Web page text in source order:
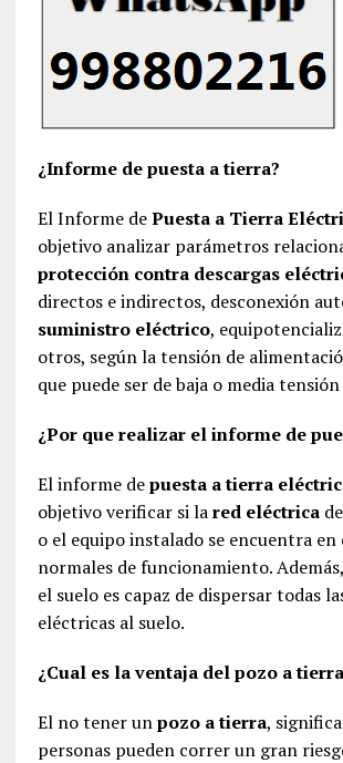
¿Informe de puesta a tierra?
El Informe dePuesta a Tierra
objetivo analizar parámetros
protección contra descargas
directos e indirectos, desconexión
suministro eléctrico,
otros, según la tensión de
que puede ser de baja o media
¿Por que realizar el informe de
El informe depuesta a tierra
objetivo verificar si lared eléctrica
o el equipo instalado se encuentra
normales de funcionamiento.
el suelo es capaz de dispersar todas
eléctricas al suelo.
¿Cual es la ventaja del pozo a
El no tener unpozo a tierra,
personas pueden correr un gran